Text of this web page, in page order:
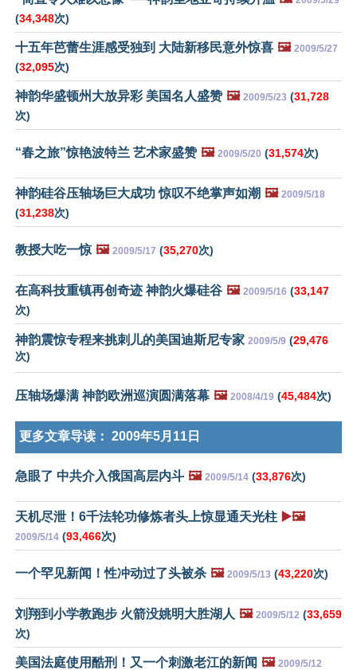
(34,348次)
十五年芭蕾生涯感受独到 大陆新移民意外惊喜 🖼️ 2009/5/27
(32,095次)
神韵华盛顿州大放异彩 美国名人盛赞 🖼️ 2009/5/23 (31,728
次)
“春之旅”惊艳波特兰 艺术家盛赞 🖼️ 2009/5/20 (31,574次)
神韵硅谷压轴场巨大成功 惊叹不绝掌声如潮 🖼️ 2009/5/18
(31,238次)
教授大吃一惊 🖼️ 2009/5/17 (35,270次)
在高科技重镇再创奇迹 神韵火爆硅谷 🖼️ 2009/5/16 (33,147
次)
神韵震惊专程来挑刺儿的美国迪斯尼专家 2009/5/9 (29,476
次)
压轴场爆满 神韵欧洲巡演圆满落幕 🖼️ 2008/4/19 (45,484次)
更多文章导读： 2009年5月11日
急眼了 中共介入俄国高层内斗 🖼️ 2009/5/14 (33,876次)
天机尽泄！6千法轮功修炼者头上惊显通天光柱 ▶️🖼️
2009/5/14 (93,466次)
一个罕见新闻！性冲动过了头被杀 🖼️ 2009/5/13 (43,220次)
刘翔到小学教跑步 火箭没姚明大胜湖人 🖼️ 2009/5/12 (33,659
次)
美国法庭使用酷刑！又一个刺激老江的新闻 🖼️ 2009/5/12